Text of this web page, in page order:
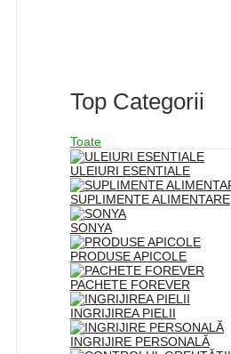
Top Categorii
Toate
ULEIURI ESENTIALE
SUPLIMENTE ALIMENTARE
SONYA
PRODUSE APICOLE
PACHETE FOREVER
INGRIJIREA PIELII
INGRIJIRE PERSONALĂ